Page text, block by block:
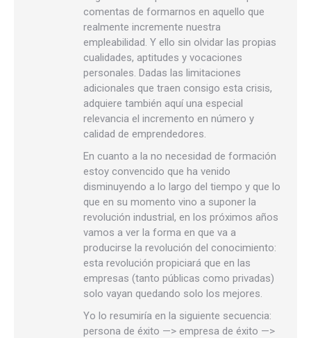
comentas de formarnos en aquello que
realmente incremente nuestra
empleabilidad. Y ello sin olvidar las propias
cualidades, aptitudes y vocaciones
personales. Dadas las limitaciones
adicionales que traen consigo esta crisis,
adquiere también aquí una especial
relevancia el incremento en número y
calidad de emprendedores.
En cuanto a la no necesidad de formación
estoy convencido que ha venido
disminuyendo a lo largo del tiempo y que lo
que en su momento vino a suponer la
revolución industrial, en los próximos años
vamos a ver la forma en que va a
producirse la revolución del conocimiento:
esta revolución propiciará que en las
empresas (tanto públicas como privadas)
solo vayan quedando solo los mejores.
Yo lo resumiría en la siguiente secuencia:
persona de éxito —> empresa de éxito —>